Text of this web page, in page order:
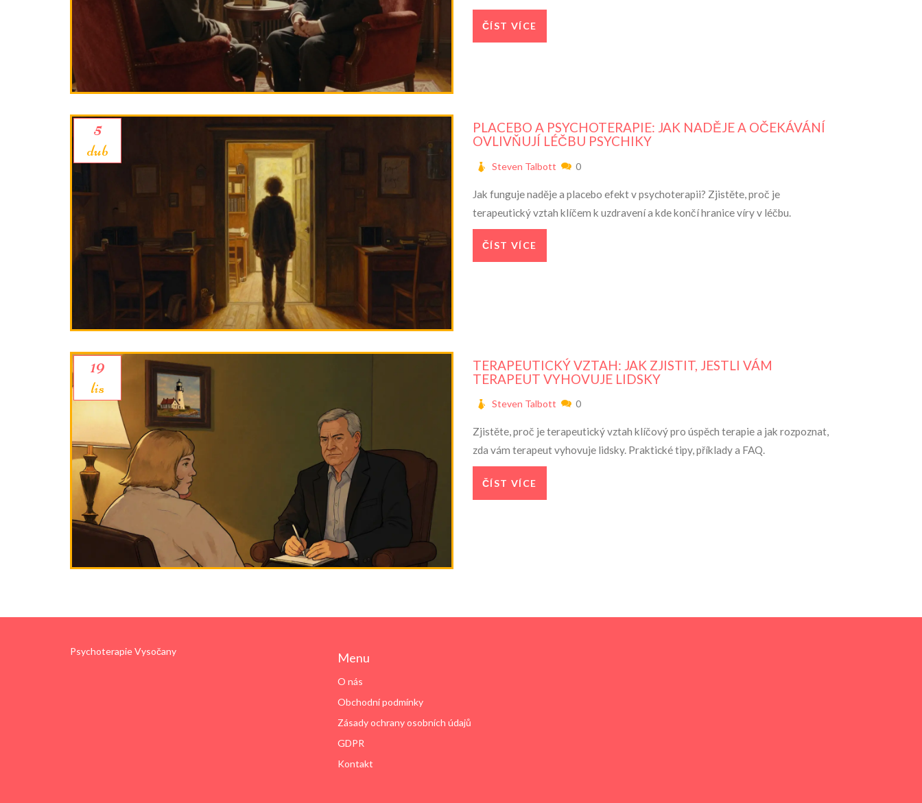
ČÍST VÍCE
5
dub
PLACEBO A PSYCHOTERAPIE: JAK NADĚJE A OČEKÁVÁNÍ
OVLIVŇUJÍ LÉČBU PSYCHIKY
Steven Talbott 0
Jak funguje naděje a placebo efekt v psychoterapii? Zjistěte, proč je
terapeutický vztah klíčem k uzdravení a kde končí hranice víry v léčbu.
ČÍST VÍCE
19
lis
TERAPEUTICKÝ VZTAH: JAK ZJISTIT, JESTLI VÁM
TERAPEUT VYHOVUJE LIDSKY
Steven Talbott 0
Zjistěte, proč je terapeutický vztah klíčový pro úspěch terapie a jak rozpoznat,
zda vám terapeut vyhovuje lidsky. Praktické tipy, příklady a FAQ.
ČÍST VÍCE
Psychoterapie Vysočany Menu
O nás
Obchodní podmínky
Zásady ochrany osobních údajů
GDPR
Kontakt